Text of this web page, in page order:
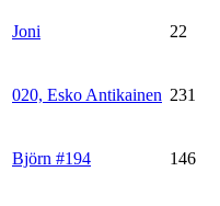
Joni 22
020, Esko Antikainen 231
Björn #194 146